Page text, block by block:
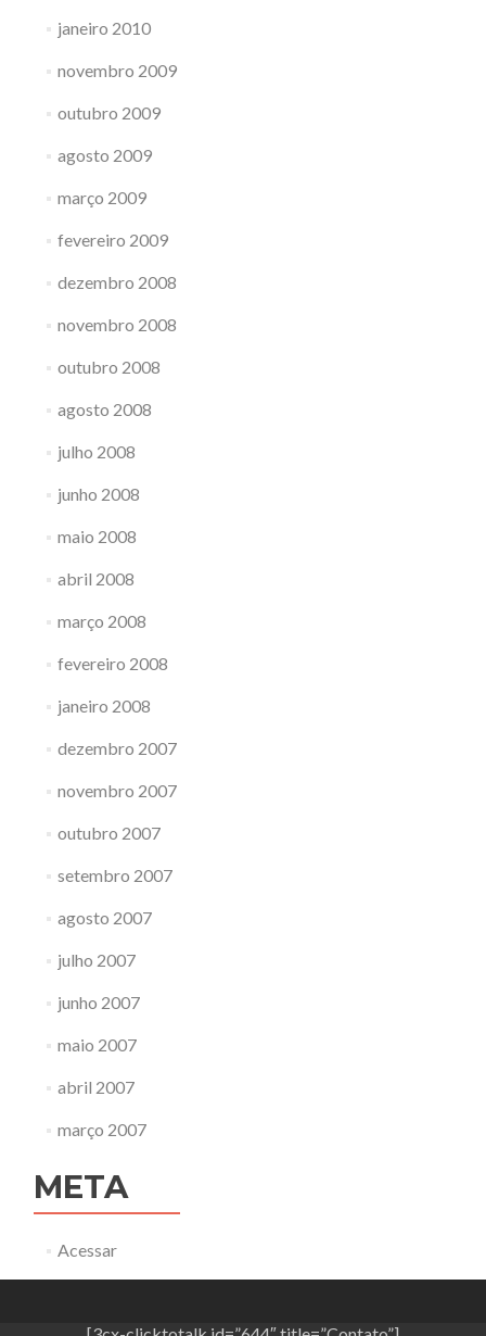
janeiro 2010
novembro 2009
outubro 2009
agosto 2009
março 2009
fevereiro 2009
dezembro 2008
novembro 2008
outubro 2008
agosto 2008
julho 2008
junho 2008
maio 2008
abril 2008
março 2008
fevereiro 2008
janeiro 2008
dezembro 2007
novembro 2007
outubro 2007
setembro 2007
agosto 2007
julho 2007
junho 2007
maio 2007
abril 2007
março 2007
META
Acessar